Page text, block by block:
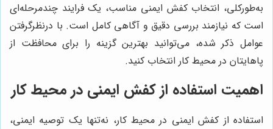
به‌طورکلی، انتخاب کفش ایمنی مناسب، یک فرایند چندمرحله‌ای
است که نیازمند بررسی دقیق و آگاهی کامل است. با درنظرگرفتن
عوامل ذکر شده، می‌توانید بهترین گزینه را برای محافظت از
پاهایتان در محیط کار انتخاب کنید.
اهمیت استفاده از کفش ایمنی در محیط کار
استفاده از کفش ایمنی در محیط کار، نه‌تنها یک توصیه ایمنی،